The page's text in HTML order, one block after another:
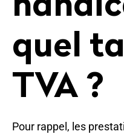
quel
TVA ?
Pour rappel, les